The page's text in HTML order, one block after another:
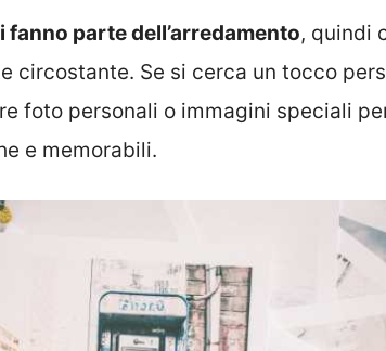
fanno parte dell’arredamento, quindi
circostante. Se si cerca un tocco
foto personali o immagini speciali
e memorabili.